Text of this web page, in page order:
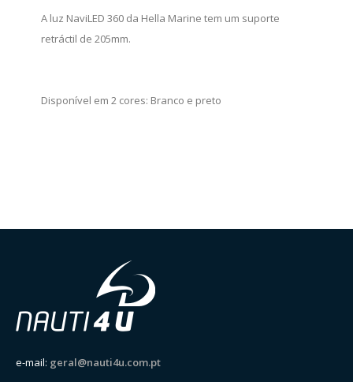
A luz NaviLED 360 da Hella Marine tem um suporte
retráctil de 205mm.
Disponível em 2 cores: Branco e preto
e-mail: geral@nauti4u.com.pt